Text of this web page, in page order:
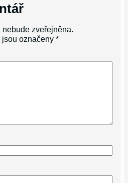
zveřejněna.
jsou označeny*